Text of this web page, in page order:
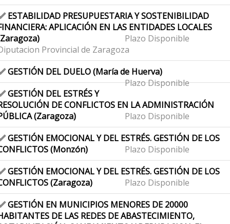
ESTABILIDAD PRESUPUESTARIA Y SOSTENIBILIDAD
APLICACIÓN EN LAS ENTIDADES LOCALES
Plazo Disponible
Provincial de Zaragoza
GESTIÓN DEL DUELO (María de Huerva)
Plazo Disponible
GESTIÓN DEL ESTRÉS Y
DE CONFLICTOS EN LA ADMINISTRACIÓN
(Zaragoza)
Plazo Disponible
GESTIÓN EMOCIONAL Y DEL ESTRÉS. GESTIÓN DE LOS
(Monzón)
Plazo Disponible
GESTIÓN EMOCIONAL Y DEL ESTRÉS. GESTIÓN DE LOS
(Zaragoza)
Plazo Disponible
GESTIÓN EN MUNICIPIOS MENORES DE 20000
DE LAS REDES DE ABASTECIMIENTO,